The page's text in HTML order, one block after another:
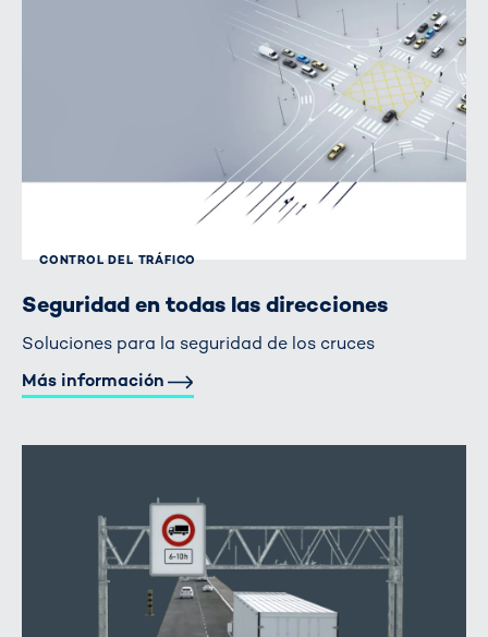
CONTROL DEL TRÁFICO
Seguridad en todas las direcciones
Soluciones para la seguridad de los cruces
Más información